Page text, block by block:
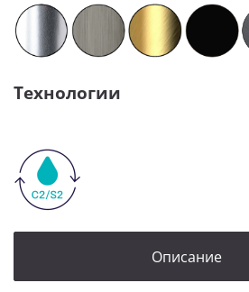
Технологии
Описание